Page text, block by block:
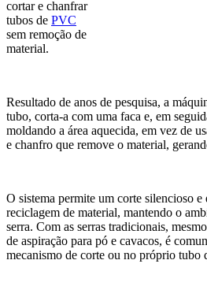
cortar e chanfrar
tubos de PVC
sem remoção de
material.
Resultado de anos de pesquisa, a
tubo, corta-a com uma faca e, em
moldando a área aquecida, em vez de
e chanfro que remove o material,
O sistema permite um corte silencioso e
reciclagem de material, mantendo o
serra. Com as serras tradicionais,
de aspiração para pó e cavacos, é
mecanismo de corte ou no próprio tubo